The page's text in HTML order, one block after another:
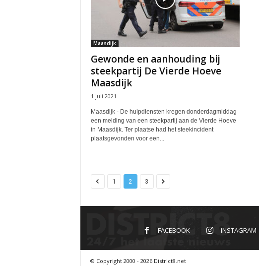
Maasdijk
Gewonde en aanhouding bij
steekpartij De Vierde Hoeve
Maasdijk
1 juli 2021
Maasdijk - De hulpdiensten kregen donderdagmiddag
een melding van een steekpartij aan de Vierde Hoeve
in Maasdijk. Ter plaatse had het steekincident
plaatsgevonden voor een...
1 2 3
FACEBOOK INSTAGRAM
© Copyright 2000 - 2026 District8.net